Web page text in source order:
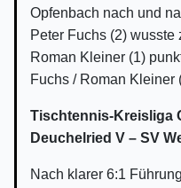
Opfenbach nach und
Peter Fuchs (2)
Roman Kleiner (1)
Fuchs / Roman Kleiner
Tischtennis-Kreisliga
Deuchelried V – SV
Nach klarer 6:1